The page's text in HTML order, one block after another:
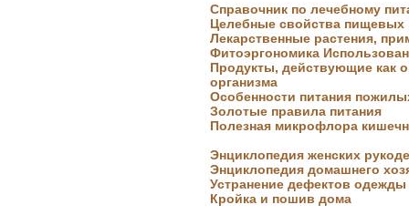
Справочник по лечебному
Целебные свойства пищевых
Лекарственные растения,
Фитоэргономика
Продукты, действующие как
организма
Особенности питания
Золотые правила питания
Полезная микрофлора
Энциклопедия женских
Энциклопедия домашнего
Устранение дефектов одежды
Кройка и пошив дома